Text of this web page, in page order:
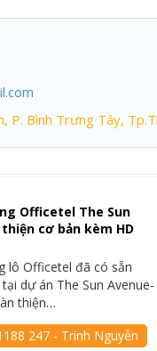
P. Bình Trưng Tây,
Officetel The Sun
cơ bản kèm HD
lô Officetel đã có sẵn
dự án The Sun Avenue-
thiện…
247 - Trinh Nguyễn